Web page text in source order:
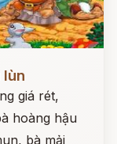
lùn
giá rét,
hoàng hậu
bà mải